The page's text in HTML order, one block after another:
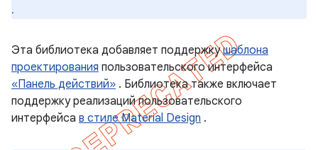
.
Эта библиотека добавляет поддержкушаблона
проектирования пользовательского интерфейса
«Панель действий» . Библиотека также включает
поддержку реализаций пользовательского
интерфейса в стиле Material Design .